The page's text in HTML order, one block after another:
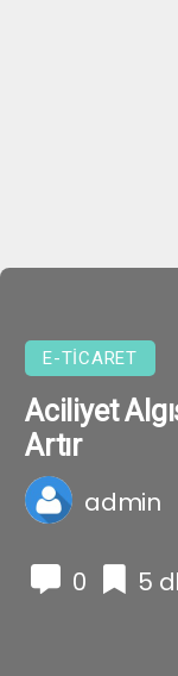
E-TICARET
Aciliyet
Artır
admin
0 5